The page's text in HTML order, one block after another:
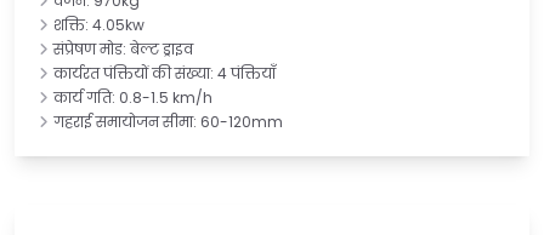
शक्ति: 4.05kw
संप्रेषण मोड: बेल्ट ड्राइव
कार्यरत पंक्तियों की संख्या: 4 पंक्तियाँ
कार्य गति: 0.8-1.5 km/h
गहराई समायोजन सीमा: 60-120mm